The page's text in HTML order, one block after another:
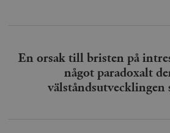
En orsak till bristen på
något paradoxalt
välståndsutvecklingen